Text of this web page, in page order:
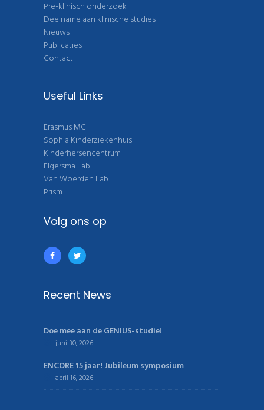
Pre-klinisch onderzoek
Deelname aan klinische studies
Nieuws
Publicaties
Contact
Useful Links
Erasmus MC
Sophia Kinderziekenhuis
Kinderhersencentrum
Elgersma Lab
Van Woerden Lab
Prism
Volg ons op
Recent News
Doe mee aan de GENIUS-studie!
juni 30, 2026
ENCORE 15 jaar! Jubileum symposium
april 16, 2026